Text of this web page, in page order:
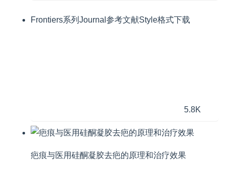
Frontiers系列Journal参考文献Style格式下载
5.8K
疤痕与医用硅酮凝胶去疤的原理和治疗效果